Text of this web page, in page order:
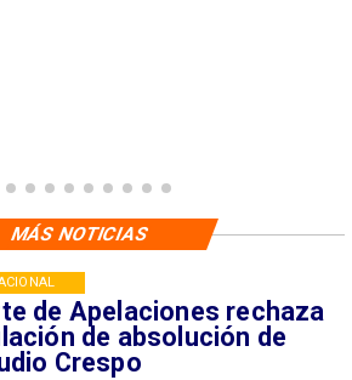
de Apelaciones rechaza
de absolución de
Crespo
MÁS NOTICIAS